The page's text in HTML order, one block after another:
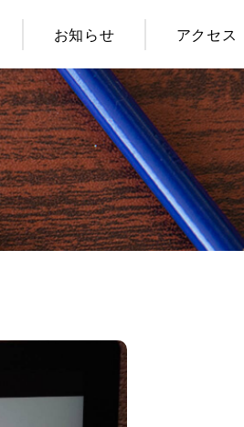
お知らせ アクセス